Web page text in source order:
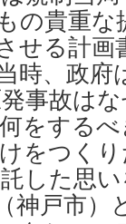
の貴重
せる計
時、政府
事故はな
をする
をつく
した思
神戸市）